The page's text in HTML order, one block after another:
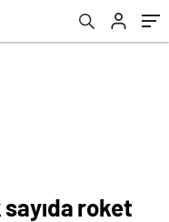
sayıda roket